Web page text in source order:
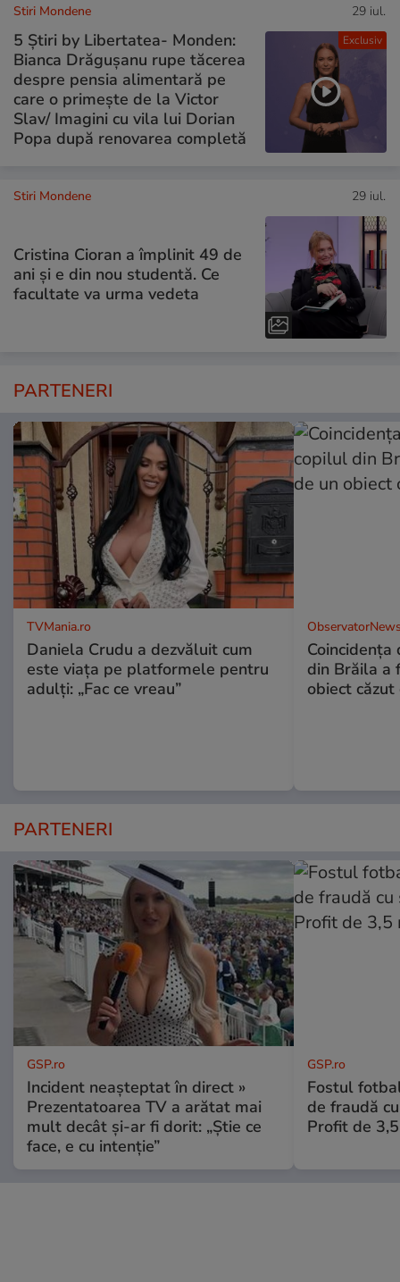
Exclusiv
Stiri Mondene 29 iul.
5 Știri by Libertatea- Monden:
Bianca Drăgușanu rupe tăcerea
despre pensia alimentară pe
care o primește de la Victor
Slav/ Imagini cu vila lui Dorian
Popa după renovarea completă
Stiri Mondene 29 iul.
Cristina Cioran a împlinit 49 de
ani și e din nou studentă. Ce
facultate va urma vedeta
PARTENERI
TVMania.ro
Daniela Crudu a dezvăluit cum
este viața pe platformele pentru
adulți: „Fac ce vreau”
Coincidența
din Brăila a
obiect căzut
PARTENERI
GSP.ro
Incident neașteptat în direct »
Prezentatoarea TV a arătat mai
mult decât și-ar fi dorit: „Știe ce
face, e cu intenție”
GSP.ro
Fostul
de fraudă
Profit de